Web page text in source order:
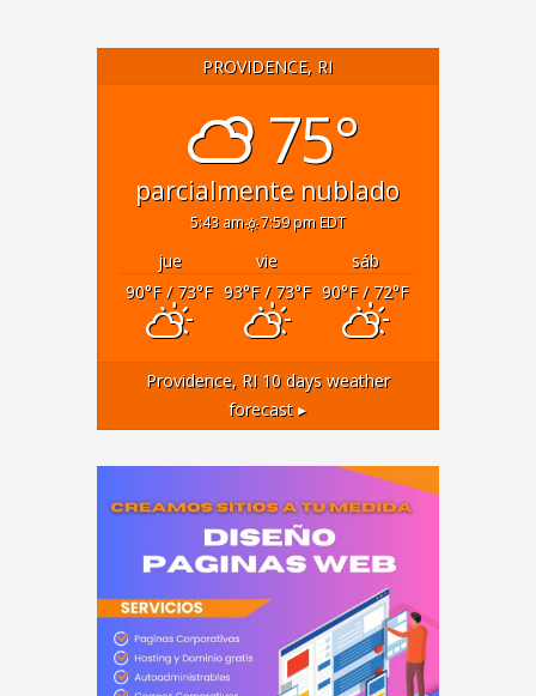
PROVIDENCE, RI
75°
parcialmente nublado
5:43 am 7:59 pm EDT
jue vie
sáb
90°F/ 73°F 93°F/ 73°F 90°F/ 72°F
Providence, RI10 days weather
forecast ▸